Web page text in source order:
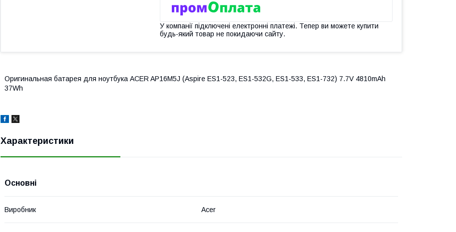
У компанії підключені електронні платежі. Тепер ви можете купити
будь-який товар не покидаючи сайту.
Оригинальная батарея для ноутбука ACER AP16M5J (Aspire ES1-523, ES1-532G, ES1-533, ES1-732) 7.7V 4810mAh
37Wh
Характеристики
Основні
Виробник Acer